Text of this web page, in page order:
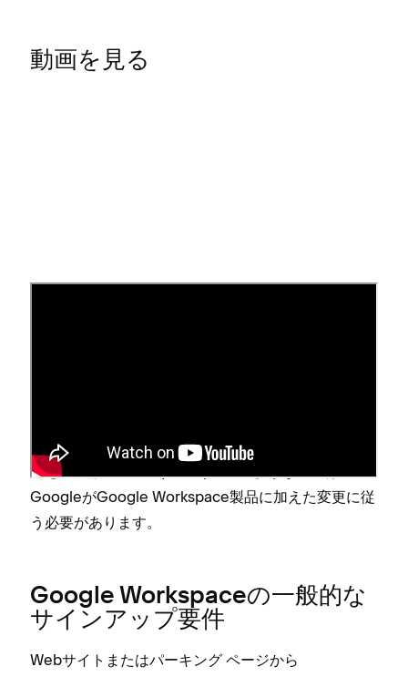
動画を見る
ンの購入
ができます⁠。Google Workspaceアカウン
トを再販しているSquarespaceのような企業は⁠、
GoogleがGoogle Workspace製品に加えた変更に従
う必要があります⁠。
Google Workspaceの一般的な
サインア⁠ップ要件
Webサイトまたはパ⁠ーキング ペ⁠ージから